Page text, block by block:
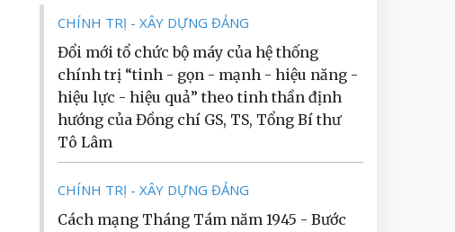
CHÍNH TRỊ - XÂY DỰNG ĐẢNG
Đổi mới tổ chức bộ máy của hệ thống
chính trị “tinh - gọn - mạnh - hiệu năng -
hiệu lực - hiệu quả” theo tinh thần định
hướng của Đồng chí GS, TS, Tổng Bí thư
Tô Lâm
CHÍNH TRỊ - XÂY DỰNG ĐẢNG
Cách mạng Tháng Tám năm 1945 - Bước